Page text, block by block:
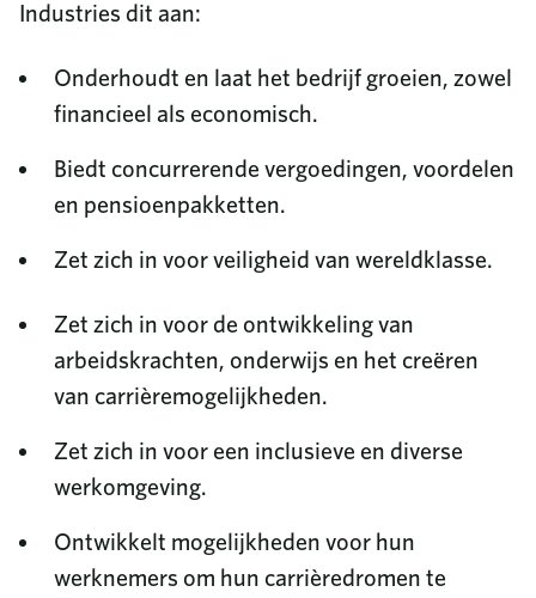
Industries dit aan:
Onderhoudt en laat het bedrijf groeien, zowel
financieel als economisch.
Biedt concurrerende vergoedingen, voordelen
en pensioenpakketten.
Zet zich in voor veiligheid van wereldklasse.
Zet zich in voor de ontwikkeling van
arbeidskrachten, onderwijs en het creëren
van carrièremogelijkheden.
Zet zich in voor een inclusieve en diverse
werkomgeving.
Ontwikkelt mogelijkheden voor hun
werknemers om hun carrièredromen te